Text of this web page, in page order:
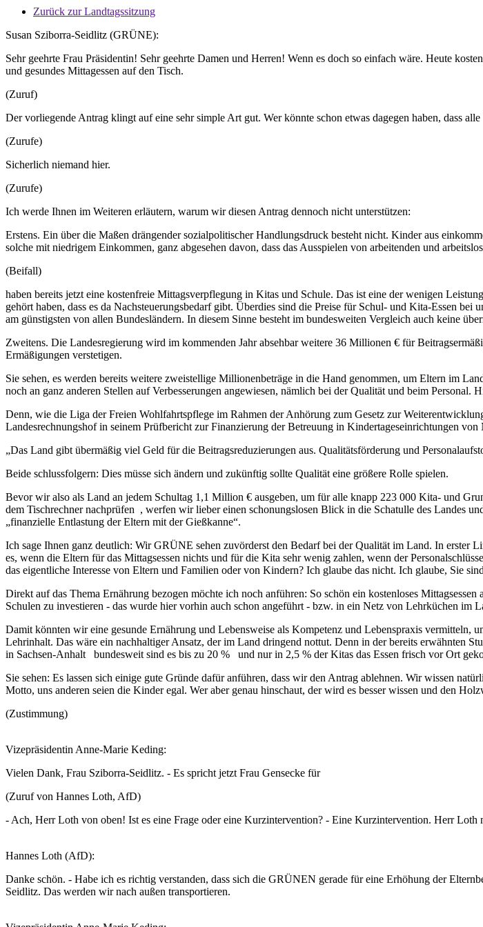
Zurück zur Landtagssitzung
Susan Sziborra-Seidlitz (GRÜNE):
Sehr geehrte Frau Präsidentin! Sehr geehrte Damen und Herren! Wenn es doch so einfach wäre. Heute
und gesundes Mittagessen auf den Tisch.
(Zuruf)
Der vorliegende Antrag klingt auf eine sehr simple Art gut. Wer könnte schon etwas dagegen haben, dass
(Zurufe)
Sicherlich niemand hier.
(Zurufe)
Ich werde Ihnen im Weiteren erläutern, warum wir diesen Antrag dennoch nicht unterstützen:
Erstens. Ein über die Maßen drängender sozialpolitischer Handlungsdruck besteht nicht. Kinder aus
solche mit niedrigem Einkommen, ganz abgesehen davon, dass das Ausspielen von arbeitenden und
(Beifall)
haben bereits jetzt eine kostenfreie Mittagsverpflegung in Kitas und Schule. Das ist eine der wenigen
gehört haben, dass es da Nachsteuerungsbedarf gibt. Überdies sind die Preise für Schul- und Kita-Essen
am günstigsten von allen Bundesländern. In diesem Sinne besteht im bundesweiten Vergleich auch keine
Zweitens. Die Landesregierung wird im kommenden Jahr absehbar weitere 36 Millionen € für
Ermäßigungen verstetigen.
Sie sehen, es werden bereits weitere zweistellige Millionenbeträge in die Hand genommen, um Eltern im
noch an ganz anderen Stellen auf Verbesserungen angewiesen, nämlich bei der Qualität und beim
Denn, wie die Liga der Freien Wohlfahrtspflege im Rahmen der Anhörung zum Gesetz zur
Landesrechnungshof in seinem Prüfbericht zur Finanzierung der Betreuung in Kindertageseinrichtungen von
„Das Land gibt übermäßig viel Geld für die Beitragsreduzierungen aus. Qualitätsförderung und
Beide schlussfolgern: Dies müsse sich ändern und zukünftig sollte Qualität eine größere Rolle spielen.
Bevor wir also als Land an jedem Schultag 1,1 Million € ausgeben, um für alle knapp 223 000 Kita- und
dem Tischrechner nachprüfen , werfen wir lieber einen schonungslosen Blick in die Schatulle des Landes
„finanzielle Entlastung der Eltern mit der Gießkanne“.
Ich sage Ihnen ganz deutlich: Wir GRÜNE sehen zuvörderst den Bedarf bei der Qualität im Land. In erster
es, wenn die Eltern für das Mittagsessen nichts und für die Kita sehr wenig zahlen, wenn der
das eigentliche Interesse von Eltern und Familien oder von Kindern? Ich glaube das nicht. Ich glaube, Sie
Direkt auf das Thema Ernährung bezogen möchte ich noch anführen: So schön ein kostenloses
Schulen zu investieren - das wurde hier vorhin auch schon angeführt - bzw. in ein Netz von Lehrküchen im
Damit könnten wir eine gesunde Ernährung und Lebensweise als Kompetenz und Lebenspraxis vermitteln,
Lehrinhalt. Das wäre ein nachhaltiger Ansatz, der im Land dringend nottut. Denn in der bereits erwähnten
in Sachsen-Anhalt bundesweit sind es bis zu 20 % und nur in 2,5 % der Kitas das Essen frisch vor Ort
Sie sehen: Es lassen sich einige gute Gründe dafür anführen, dass wir den Antrag ablehnen. Wir wissen
Motto, uns anderen seien die Kinder egal. Wer aber genau hinschaut, der wird es besser wissen und den
(Zustimmung)
Vizepräsidentin Anne-Marie Keding:
Vielen Dank, Frau Sziborra-Seidlitz. - Es spricht jetzt Frau Gensecke für
(Zuruf von Hannes Loth, AfD)
- Ach, Herr Loth von oben! Ist es eine Frage oder eine Kurzintervention? - Eine Kurzintervention. Herr
Hannes Loth (AfD):
Danke schön. - Habe ich es richtig verstanden, dass sich die GRÜNEN gerade für eine Erhöhung der
Seidlitz. Das werden wir nach außen transportieren.